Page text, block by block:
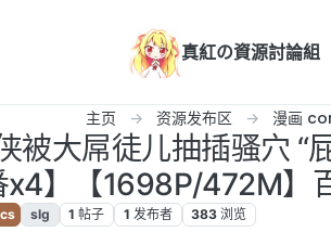
真紅の資源討論組
主页 资源发布区 漫画
被大屌徒儿抽插骚穴 “
x4】【1698P/472M】
slg 1 帖子 1 发布者 383 浏览